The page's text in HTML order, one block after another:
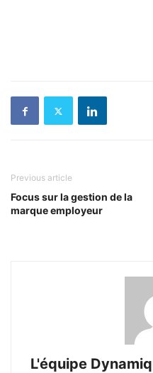
Previous article
Focus sur la gestion de la
marque employeur
L'équipe